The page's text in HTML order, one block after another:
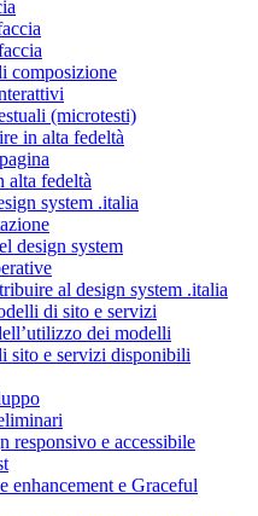
composizione
(microtesti)
in alta fedeltà
alta fedeltà
system .italia
design system
al design system .italia
di sito e servizi
dei modelli
sito e servizi disponibili
responsivo e accessibile
enhancement e Graceful